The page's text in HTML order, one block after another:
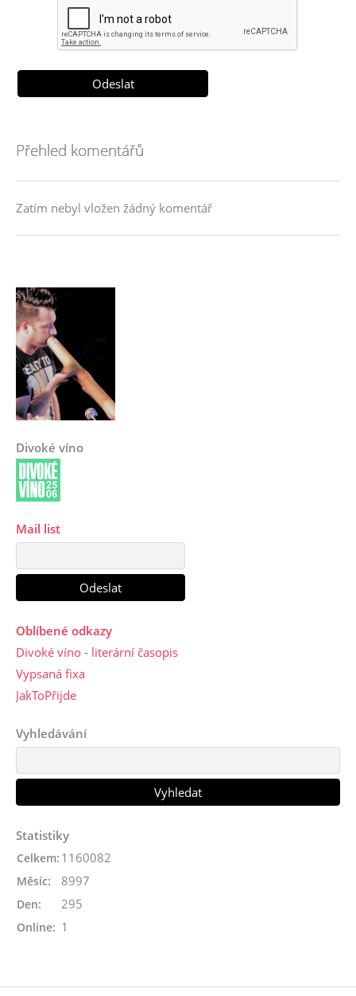
Přehled komentářů
Zatím nebyl vložen žádný komentář
Divoké víno
Mail list
Oblíbené odkazy
Divoké víno - literární časopis
Vypsaná fixa
JakToPřijde
Vyhledávání
Statistiky
Online: 1
Celkem: 1160082
Měsíc: 8997
Den: 295